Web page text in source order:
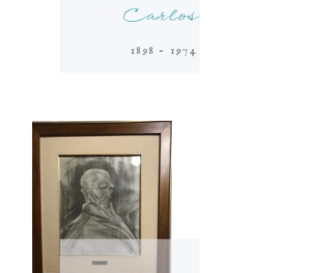
Carlos
1898 - 1974